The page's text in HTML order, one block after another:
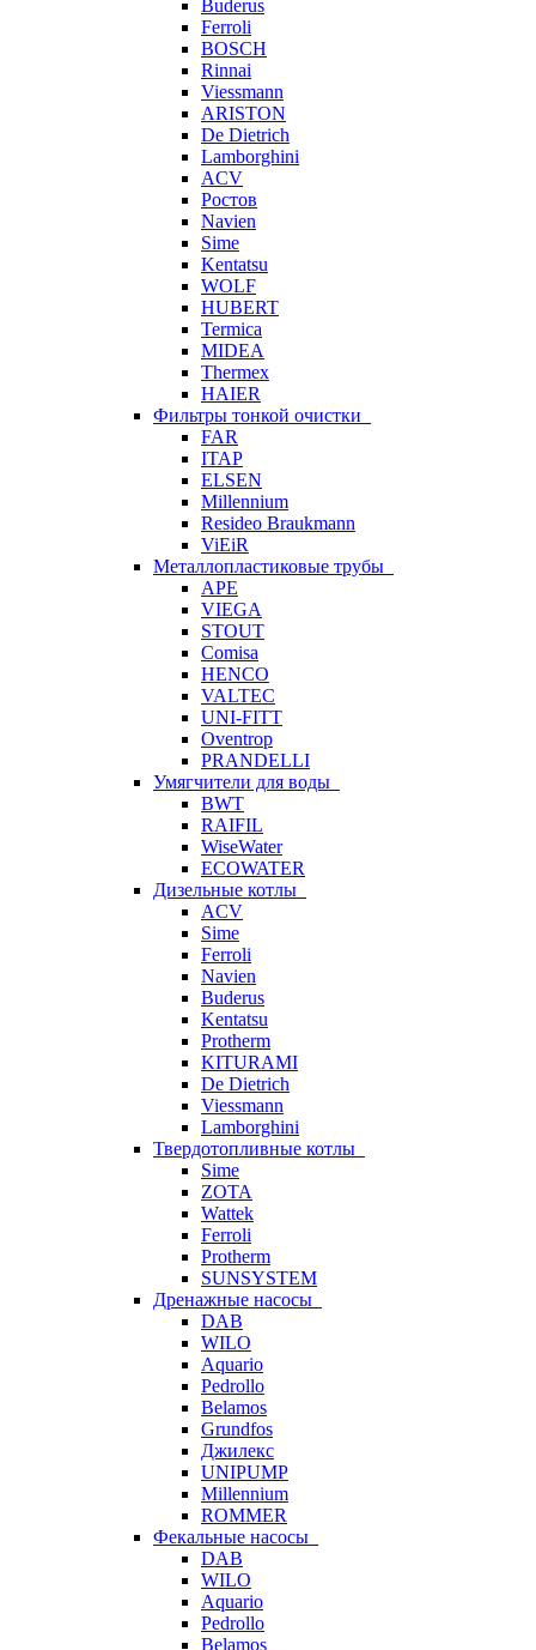
Buderus
Ferroli
BOSCH
Rinnai
Viessmann
ARISTON
De Dietrich
Lamborghini
ACV
Ростов
Navien
Sime
Kentatsu
WOLF
HUBERT
Termica
MIDEA
Thermex
HAIER
Фильтры тонкой очистки
FAR
ITAP
ELSEN
Millennium
Resideo Braukmann
ViEiR
Металлопластиковые трубы
APE
VIEGA
STOUT
Comisa
HENCO
VALTEC
UNI-FITT
Oventrop
PRANDELLI
Умягчители для воды
BWT
RAIFIL
WiseWater
ECOWATER
Дизельные котлы
ACV
Sime
Ferroli
Navien
Buderus
Kentatsu
Protherm
KITURAMI
De Dietrich
Viessmann
Lamborghini
Твердотопливные котлы
Sime
ZOTA
Wattek
Ferroli
Protherm
SUNSYSTEM
Дренажные насосы
DAB
WILO
Aquario
Pedrollo
Belamos
Grundfos
Джилекс
UNIPUMP
Millennium
ROMMER
Фекальные насосы
DAB
WILO
Aquario
Pedrollo
Belamos